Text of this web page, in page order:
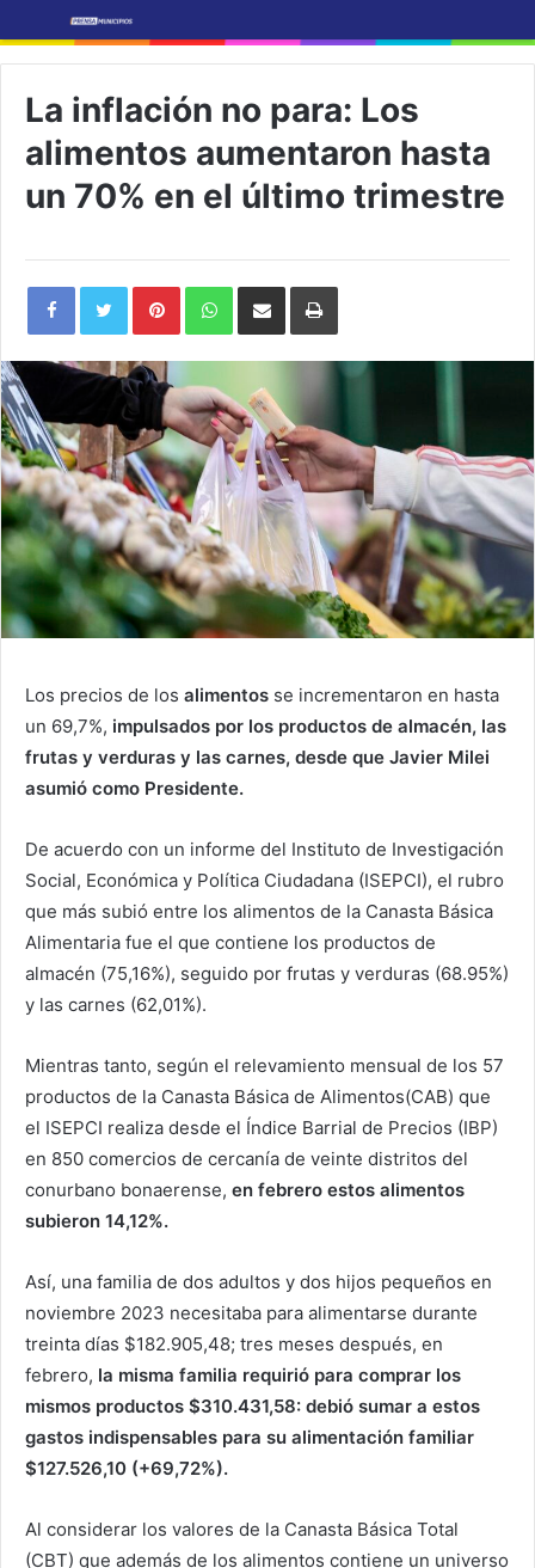
La inflación no para: Los
alimentos aumentaron hasta
un 70% en el último trimestre
PinterestWhatsAppShare
Email
Print
Los precios de los alimentos se incrementaron en hasta
un 69,7%, impulsados por los productos de almacén, las
frutas y verduras y las carnes, desde que Javier Milei
asumió como Presidente.
De acuerdo con un informe del Instituto de Investigación
Social, Económica y Política Ciudadana (ISEPCI), el rubro
que más subió entre los alimentos de la Canasta Básica
Alimentaria fue el que contiene los productos de
almacén (75,16%), seguido por frutas y verduras (68.95%)
y las carnes (62,01%).
Mientras tanto, según el relevamiento mensual de los 57
productos de la Canasta Básica de Alimentos(CAB) que
el ISEPCI realiza desde el Índice Barrial de Precios (IBP)
en 850 comercios de cercanía de veinte distritos del
conurbano bonaerense, en febrero estos alimentos
subieron 14,12%.
Así, una familia de dos adultos y dos hijos pequeños en
noviembre 2023 necesitaba para alimentarse durante
treinta días $182.905,48; tres meses después, en
febrero, la misma familia requirió para comprar los
mismos productos $310.431,58: debió sumar a estos
gastos indispensables para su alimentación familiar
$127.526,10 (+69,72%).
Al considerar los valores de la Canasta Básica Total
(CBT) que además de los alimentos contiene un universo